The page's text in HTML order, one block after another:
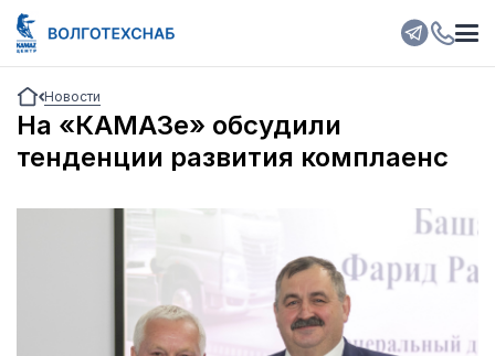
Новости
На «КАМАЗе» обсудили
тенденции развития комплаенс